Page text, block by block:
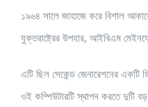
১৯৬৪ সালে জাহাজে করে বিশাল
যুক্তরাষ্ট্রের উপহার, আইবিএম
এটি ছিল সেকেন্ড জেনারেশনের একটি
ওই কম্পিউটারটি স্থাপন করতে দুটি